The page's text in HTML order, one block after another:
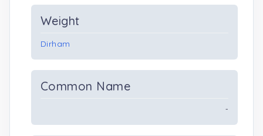
Weight
Dirham
Common Name
-